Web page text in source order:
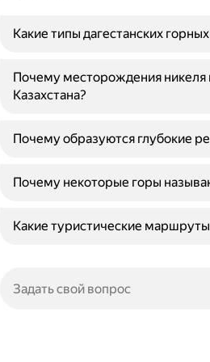
Какие типы дагестанских
Почему месторождения
Казахстана?
Почему образуются глубокие
Почему некоторые горы
Какие туристические